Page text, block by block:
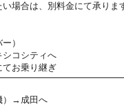
場合は、別料金にて承りま
）
コシティへ
てお乗り継ぎ
）→成田へ